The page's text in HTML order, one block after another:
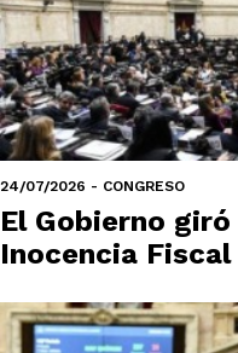
24/07/2026 - CONGRESO
El Gobierno
Inocencia